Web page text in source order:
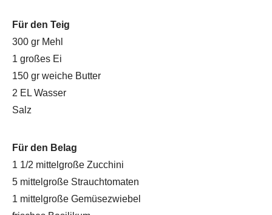
Für den Teig
300 gr Mehl
1 großes Ei
150 gr weiche Butter
2 EL Wasser
Salz
Für den Belag
1 1/2 mittelgroße Zucchini
5 mittelgroße Strauchtomaten
1 mittelgroße Gemüsezwiebel